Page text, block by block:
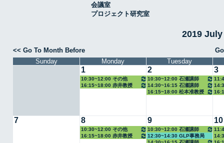
会議室
プロジェクト研究室
2019 July
<< Go To Month Before
Sunday
Monday Tuesday
1
10:30~12:00 その他
16:15~18:00 赤井教授
2
10:30~12:00 石瀬講師
14:30~16:15 石瀬講師
16:15~18:00 松本准教授
3
7 8
10:30~12:00 その他
16:15~18:00 赤井教授
9
10:30~12:00 石瀬講師
12:30~14:30 GLP事務局
10